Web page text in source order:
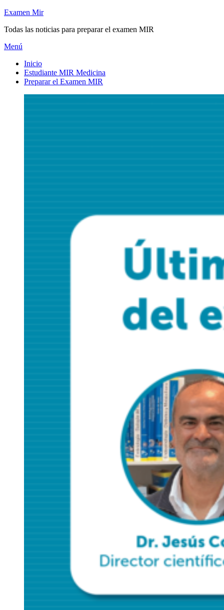
Saltar
contenido
Examen Mir
Todas las noticias para preparar el examen MIR
Menú
Inicio
Estudiante MIR Medicina
Preparar el Examen MIR